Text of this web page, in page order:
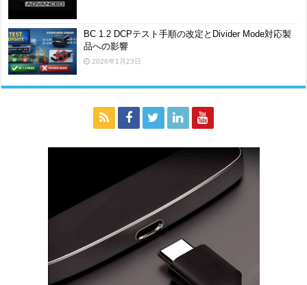
BC 1.2 DCPテスト手順の改定とDivider Mode対応製
品への影響
2026年1月23日